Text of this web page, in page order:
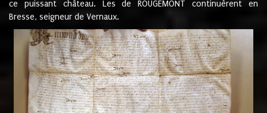
ce puissant château. Les de ROUGEMONT continuèrent en
Bresse, seigneur de Vernaux.